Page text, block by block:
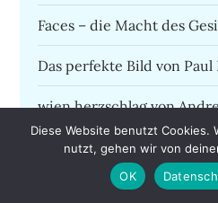
Faces – die Macht des
Das perfekte Bild von Paul
wien.herzschlag von
Pia Parolin, Flow
Glückserlebnis
Diese Website benutzt Cookies.
nutzt, gehen wir von
OK